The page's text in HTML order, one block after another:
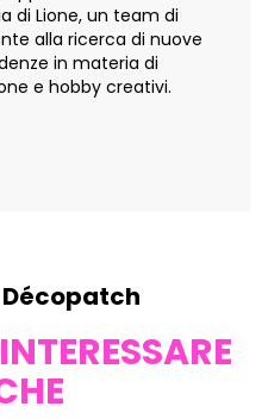
di Lione, un team di
alla ricerca di nuove
in materia di
e hobby creativi.